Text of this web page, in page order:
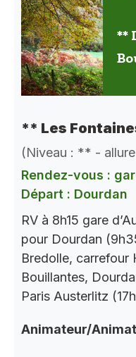
**
** Les
(Niveau : ** -
Rendez-vous :
Départ : Dourdan
RV à 8h15 gare
pour Dourdan
Bredolle, carrefour
Bouillantes,
Paris Austerlitz
Animateur/